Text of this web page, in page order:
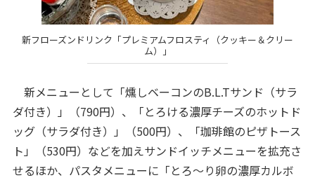
新フローズンドリンク「プレミアムフロスティ（クッキー＆クリー
ム）」
新メニューとして「燻しベーコンのB.L.Tサンド（サラ
ダ付き）」（790円）、「とろける濃厚チーズのホットド
ッグ（サラダ付き）」（500円）、「珈琲館のピザトース
ト」（530円）などを加えサンドイッチメニューを拡充さ
せるほか、パスタメニューに「とろ～り卵の濃厚カルボ